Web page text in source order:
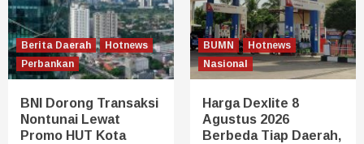
Berita Daerah
Hotnews
Perbankan
BNI Dorong Transaksi
Nontunai Lewat
Promo HUT Kota
BUMN
Hotnews
Nasional
Harga Dexlite 8
Agustus 2026
Berbeda Tiap Daerah,